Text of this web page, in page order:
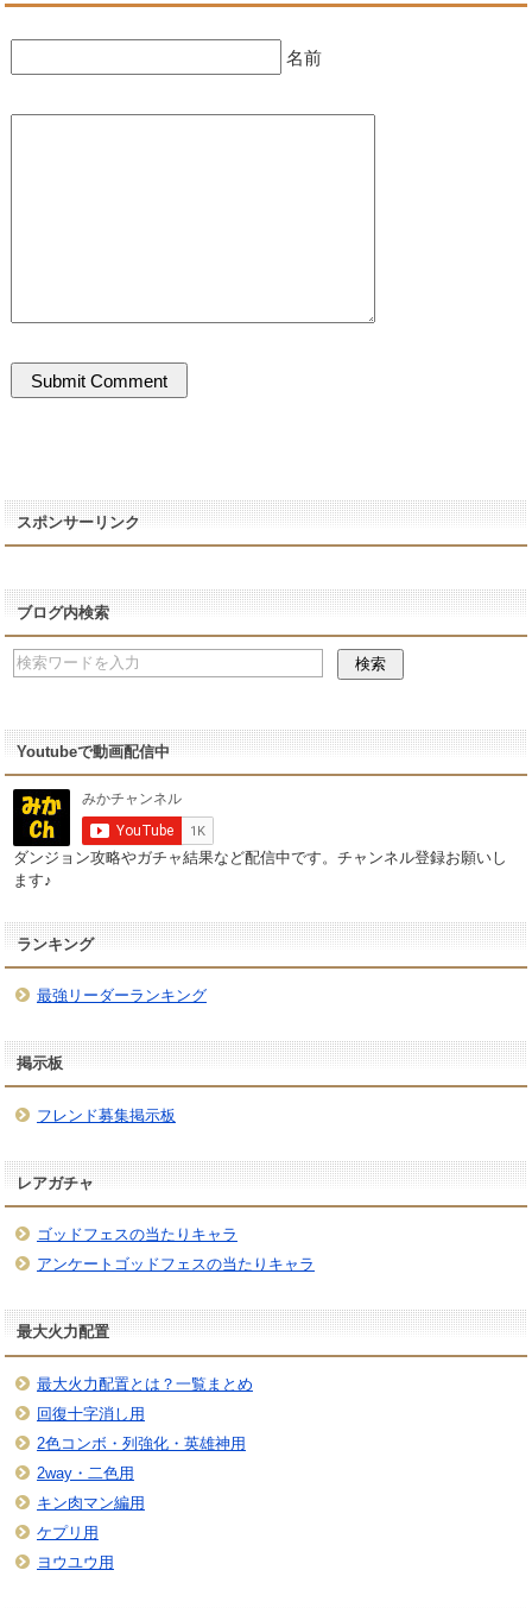
名前
スポンサーリンク
ブログ内検索
Youtubeで動画配信中
ダンジョン攻略やガチャ結果など配信中です。チャンネル登録お願いし
ます♪
ランキング
最強リーダーランキング
掲示板
フレンド募集掲示板
レアガチャ
ゴッドフェスの当たりキャラ
アンケートゴッドフェスの当たりキャラ
最大火力配置
最大火力配置とは？一覧まとめ
回復十字消し用
2色コンボ・列強化・英雄神用
2way・二色用
キン肉マン編用
ケプリ用
ヨウユウ用